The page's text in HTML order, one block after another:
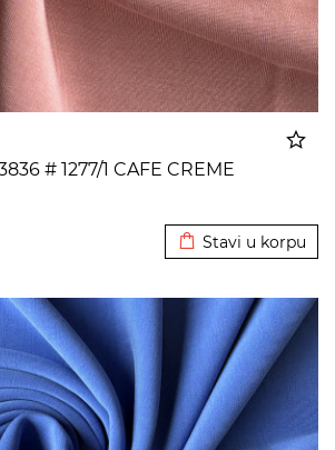
# 1277/1 CAFE CREME
Stavi u korpu